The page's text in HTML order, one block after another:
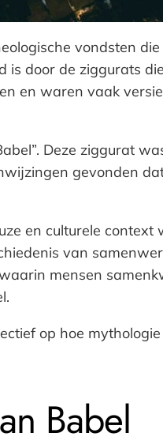
vondsten
is door de ziggurats
en waren vaak
Deze ziggurat
gevonden
en culturele
van
mensen
op hoe
Babel